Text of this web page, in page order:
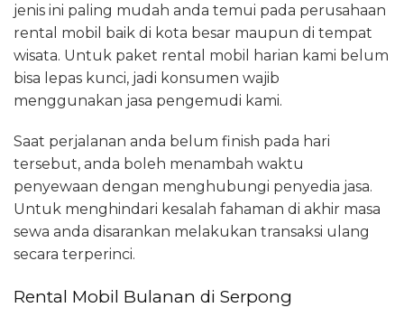
jenis ini paling mudah anda temui pada perusahaan
rental mobil baik di kota besar maupun di tempat
wisata. Untuk paket rental mobil harian kami belum
bisa lepas kunci, jadi konsumen wajib
menggunakan jasa pengemudi kami.
Saat perjalanan anda belum finish pada hari
tersebut, anda boleh menambah waktu
penyewaan dengan menghubungi penyedia jasa.
Untuk menghindari kesalah fahaman di akhir masa
sewa anda disarankan melakukan transaksi ulang
secara terperinci.
Rental Mobil Bulanan di Serpong